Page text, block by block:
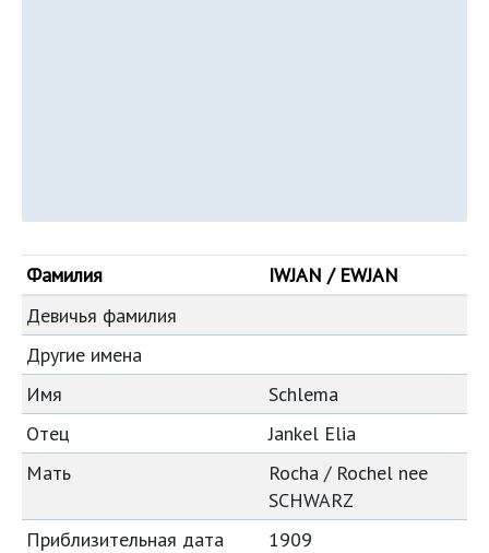
Фамилия
IWJAN / EWJAN
Девичья фамилия
Другие имена
Имя
Schlema
Отец
Jankel Elia
Мать
Rocha / Rochel nee
SCHWARZ
Приблизительная дата
1909